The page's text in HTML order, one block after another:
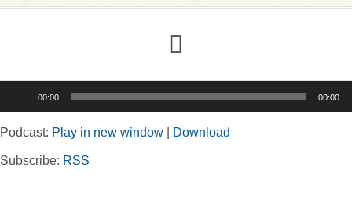
Toggle
Navigation
Rubriken
00:00 00:00
Podcast: Play in new window Download
Subscribe: RSS